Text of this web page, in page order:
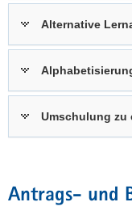
Alternative
Umschulung zu
Antrags- und